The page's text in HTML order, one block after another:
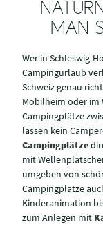
MAN
Wer in Schleswig-
Campingurlaub
Schweiz genau
Mobilheim oder im
Campingplätze
lassen kein
Campingplätze
mit
umgeben von
Campingplätze
Kinderanimation
zum Anlegen mit